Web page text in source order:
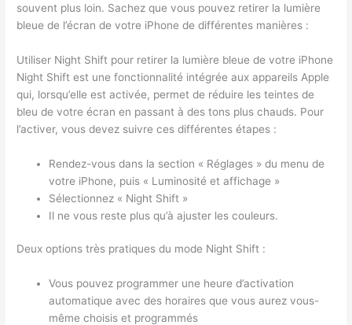
souvent plus loin. Sachez que vous pouvez retirer la lumière
bleue de l’écran de votre iPhone de différentes manières :
Utiliser Night Shift pour retirer la lumière bleue de votre iPhone
Night Shift est une fonctionnalité intégrée aux appareils Apple
qui, lorsqu’elle est activée, permet de réduire les teintes de
bleu de votre écran en passant à des tons plus chauds. Pour
l’activer, vous devez suivre ces différentes étapes :
Rendez-vous dans la section « Réglages » du menu de
votre iPhone, puis « Luminosité et affichage »
Sélectionnez « Night Shift »
Il ne vous reste plus qu’à ajuster les couleurs.
Deux options très pratiques du mode Night Shift :
Vous pouvez programmer une heure d’activation
automatique avec des horaires que vous aurez vous-
même choisis et programmés